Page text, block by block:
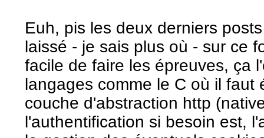
Euh, pis les deux derniers
laissé - je sais plus où - sur ce
facile de faire les épreuves, ça
langages comme le C où il faut
couche d'abstraction http
l'authentification si besoin est,